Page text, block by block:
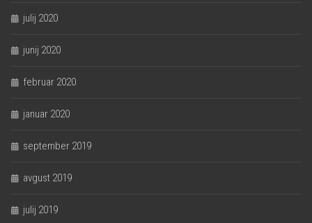
julij 2020
junij 2020
februar 2020
januar 2020
september 2019
avgust 2019
julij 2019